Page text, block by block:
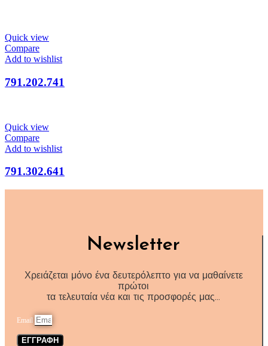
Quick view
Compare
Add to wishlist
791.202.741
Quick view
Compare
Add to wishlist
791.302.641
Newsletter
Χρειάζεται μόνο ένα δευτερόλεπτο για να μαθαίνετε
πρώτοι
τα τελευταία νέα και τις προσφορές μας…
Email
ΕΓΓΡΑΦΗ